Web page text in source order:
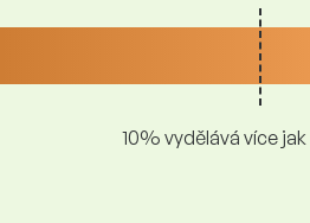
10% vydělává více jak